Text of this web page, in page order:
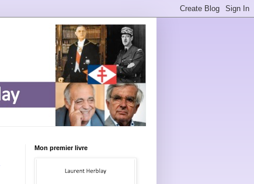
Mon premier livre